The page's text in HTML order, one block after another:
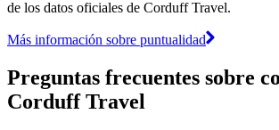
de los datos oficiales de Corduff Travel.
Más información sobre puntualidad
Preguntas frecuentes sobre
Corduff Travel